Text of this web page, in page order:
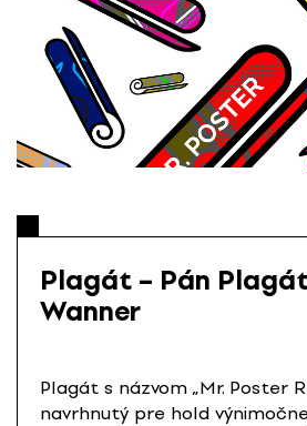
Plagát – Pán
Wanner
Plagát s názvom „Mr. Poster
navrhnutý pre hold